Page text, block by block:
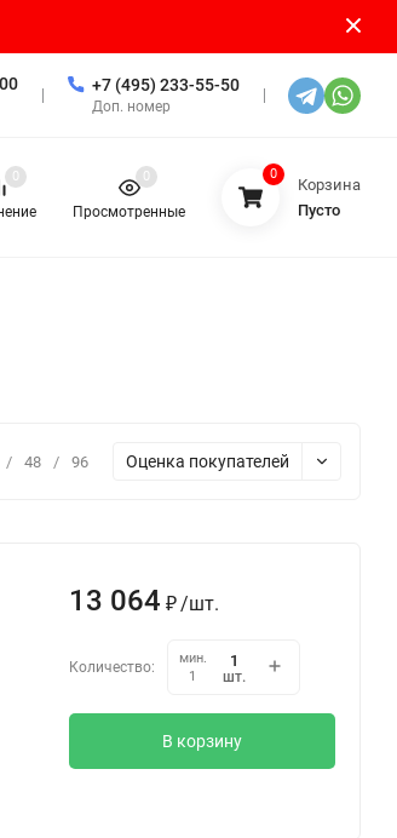
+7 (495) 233-55-50
Доп. номер
0
Просмотренные
0 0
Корзина
Пусто
/ 48 / 96 Оценка покупателей
13 064 ₽/шт.
Количество:
мин.
1
шт.
В корзину